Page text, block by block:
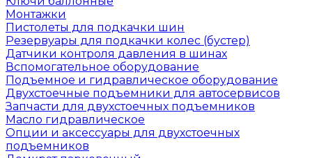
Монтажки
Пистолеты для подкачки шин
Резервуары для подкачки колес (бустер)
Датчики контроля давления в шинах
Вспомогательное оборудование
Подъемное и гидравлическое оборудование
Двухстоечные подъемники для автосервисов
Запчасти для двухстоечных подъемников
Масло гидравлическое
Опции и аксессуары для двухстоечных
подъемников